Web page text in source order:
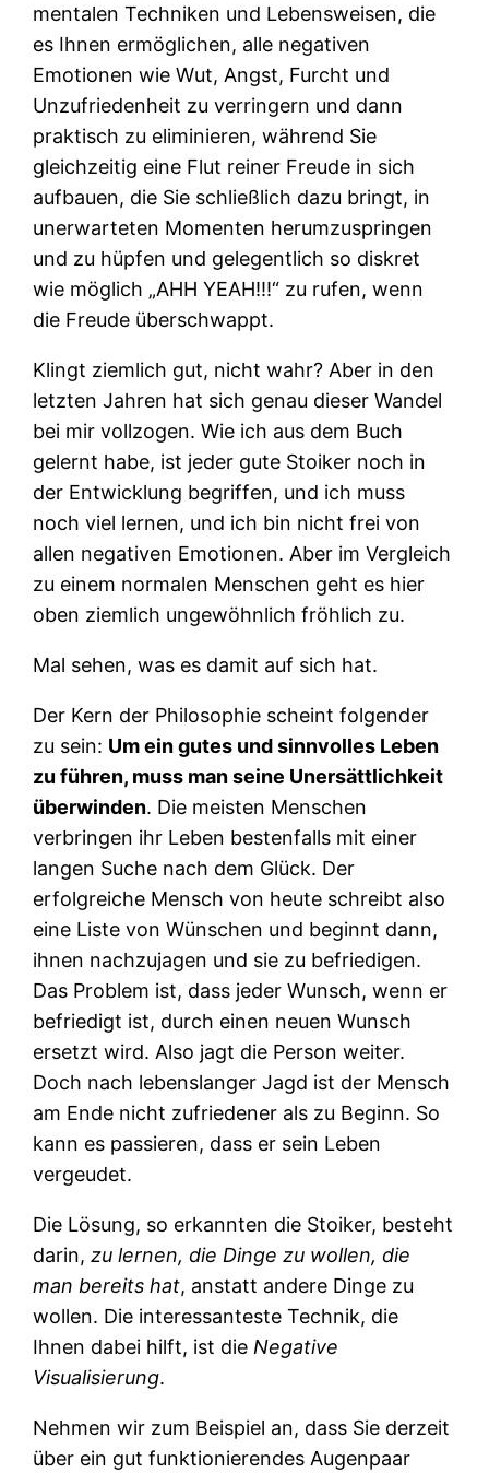
mentalen Techniken und Lebensweisen, die
es Ihnen ermöglichen, alle negativen
Emotionen wie Wut, Angst, Furcht und
Unzufriedenheit zu verringern und dann
praktisch zu eliminieren, während Sie
gleichzeitig eine Flut reiner Freude in sich
aufbauen, die Sie schließlich dazu bringt, in
unerwarteten Momenten herumzuspringen
und zu hüpfen und gelegentlich so diskret
wie möglich „AHH YEAH!!!“ zu rufen, wenn
die Freude überschwappt.
Klingt ziemlich gut, nicht wahr? Aber in den
letzten Jahren hat sich genau dieser Wandel
bei mir vollzogen. Wie ich aus dem Buch
gelernt habe, ist jeder gute Stoiker noch in
der Entwicklung begriffen, und ich muss
noch viel lernen, und ich bin nicht frei von
allen negativen Emotionen. Aber im Vergleich
zu einem normalen Menschen geht es hier
oben ziemlich ungewöhnlich fröhlich zu.
Mal sehen, was es damit auf sich hat.
Der Kern der Philosophie scheint folgender
zu sein: Um ein gutes und sinnvolles Leben
zu führen, muss man seine Unersättlichkeit
überwinden. Die meisten Menschen
verbringen ihr Leben bestenfalls mit einer
langen Suche nach dem Glück. Der
erfolgreiche Mensch von heute schreibt also
eine Liste von Wünschen und beginnt dann,
ihnen nachzujagen und sie zu befriedigen.
Das Problem ist, dass jeder Wunsch, wenn er
befriedigt ist, durch einen neuen Wunsch
ersetzt wird. Also jagt die Person weiter.
Doch nach lebenslanger Jagd ist der Mensch
am Ende nicht zufriedener als zu Beginn. So
kann es passieren, dass er sein Leben
vergeudet.
Die Lösung, so erkannten die Stoiker, besteht
darin,zu lernen, die Dinge zu wollen, die
man bereits hat, anstatt andere Dinge zu
wollen. Die interessanteste Technik, die
Ihnen dabei hilft, ist die Negative
Visualisierung.
Nehmen wir zum Beispiel an, dass Sie derzeit
über ein gut funktionierendes Augenpaar